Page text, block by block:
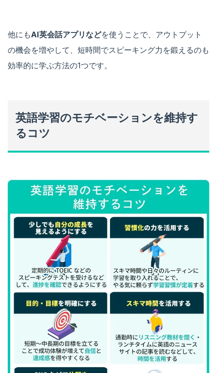
他にもAI英会話アプリなどを使うことで、アウトプット
の機会を増やして、短時間でスピーキング力を鍛えるのも
効率的に学ぶ方法の1つです。
英語学習のモチベーションを維持す
るコツ